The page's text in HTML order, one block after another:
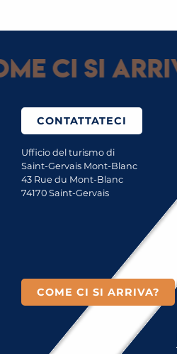
ci si
CONTATTATECI
Ufficio del turismo di
Saint-Gervais Mont-Blanc
43 Rue du Mont-Blanc
74170 Saint-Gervais
COME CI SI ARRIVA?